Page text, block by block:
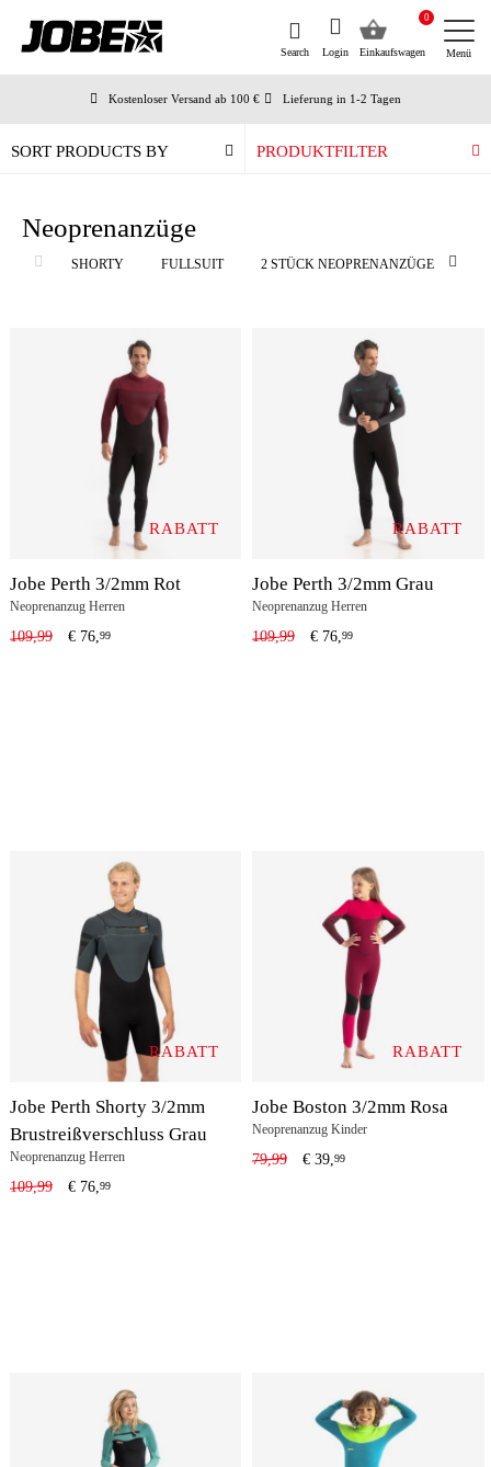
0
Einkaufswagen
Login
Search Menü
Kostenloser Versand ab 100 €
Lieferung in 1-2 Tagen
Zahlen Sie später oder in Teilen
PRODUKTFILTER
Neoprenanzüge
SHORTY FULLSUIT 2 STÜCK NEOPRENANZÜGE
SORT PRODUCTS BY
RABATT
Jobe Perth 3/2mm Rot
Neoprenanzug Herren
109,99 € 76,99
RABATT
Jobe Perth 3/2mm Grau
Neoprenanzug Herren
109,99 € 76,99
RABATT
Jobe Perth Shorty 3/2mm
Brustreißverschluss Grau
Neoprenanzug Herren
109,99 € 76, 99
RABATT
Jobe Boston 3/2mm Rosa
Neoprenanzug Kinder
79,99 € 39,99